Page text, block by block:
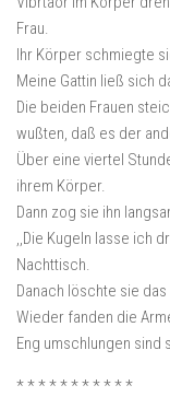
Frau.
Ihr Körper schmiegte
Meine Gattin ließ sich
Die beiden Frauen
wußten, daß es der
Über eine viertel
ihrem Körper.
Dann zog sie ihn
,,Die Kugeln lasse ich
Nachttisch.
Danach löschte sie
Wieder fanden die
Eng umschlungen
* * * * * * * * * * *